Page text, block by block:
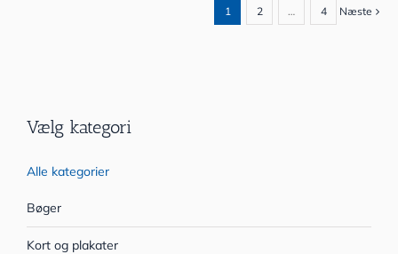
1 2 … 4 Næste
Vælg kategori
Alle kategorier
Bøger
Kort og plakater